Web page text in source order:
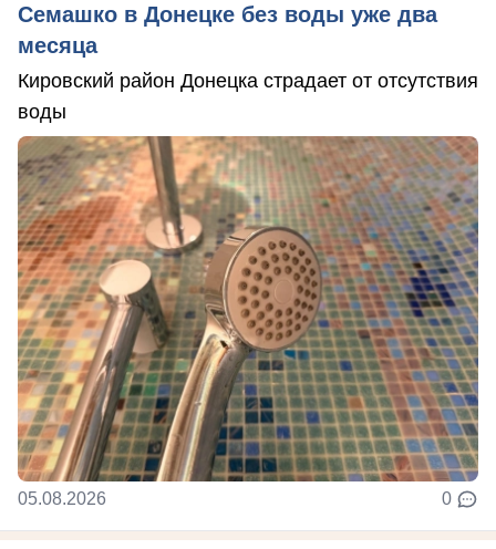
Семашко в Донецке без воды уже два
месяца
Кировский район Донецка страдает от отсутствия
воды
05.08.2026 0